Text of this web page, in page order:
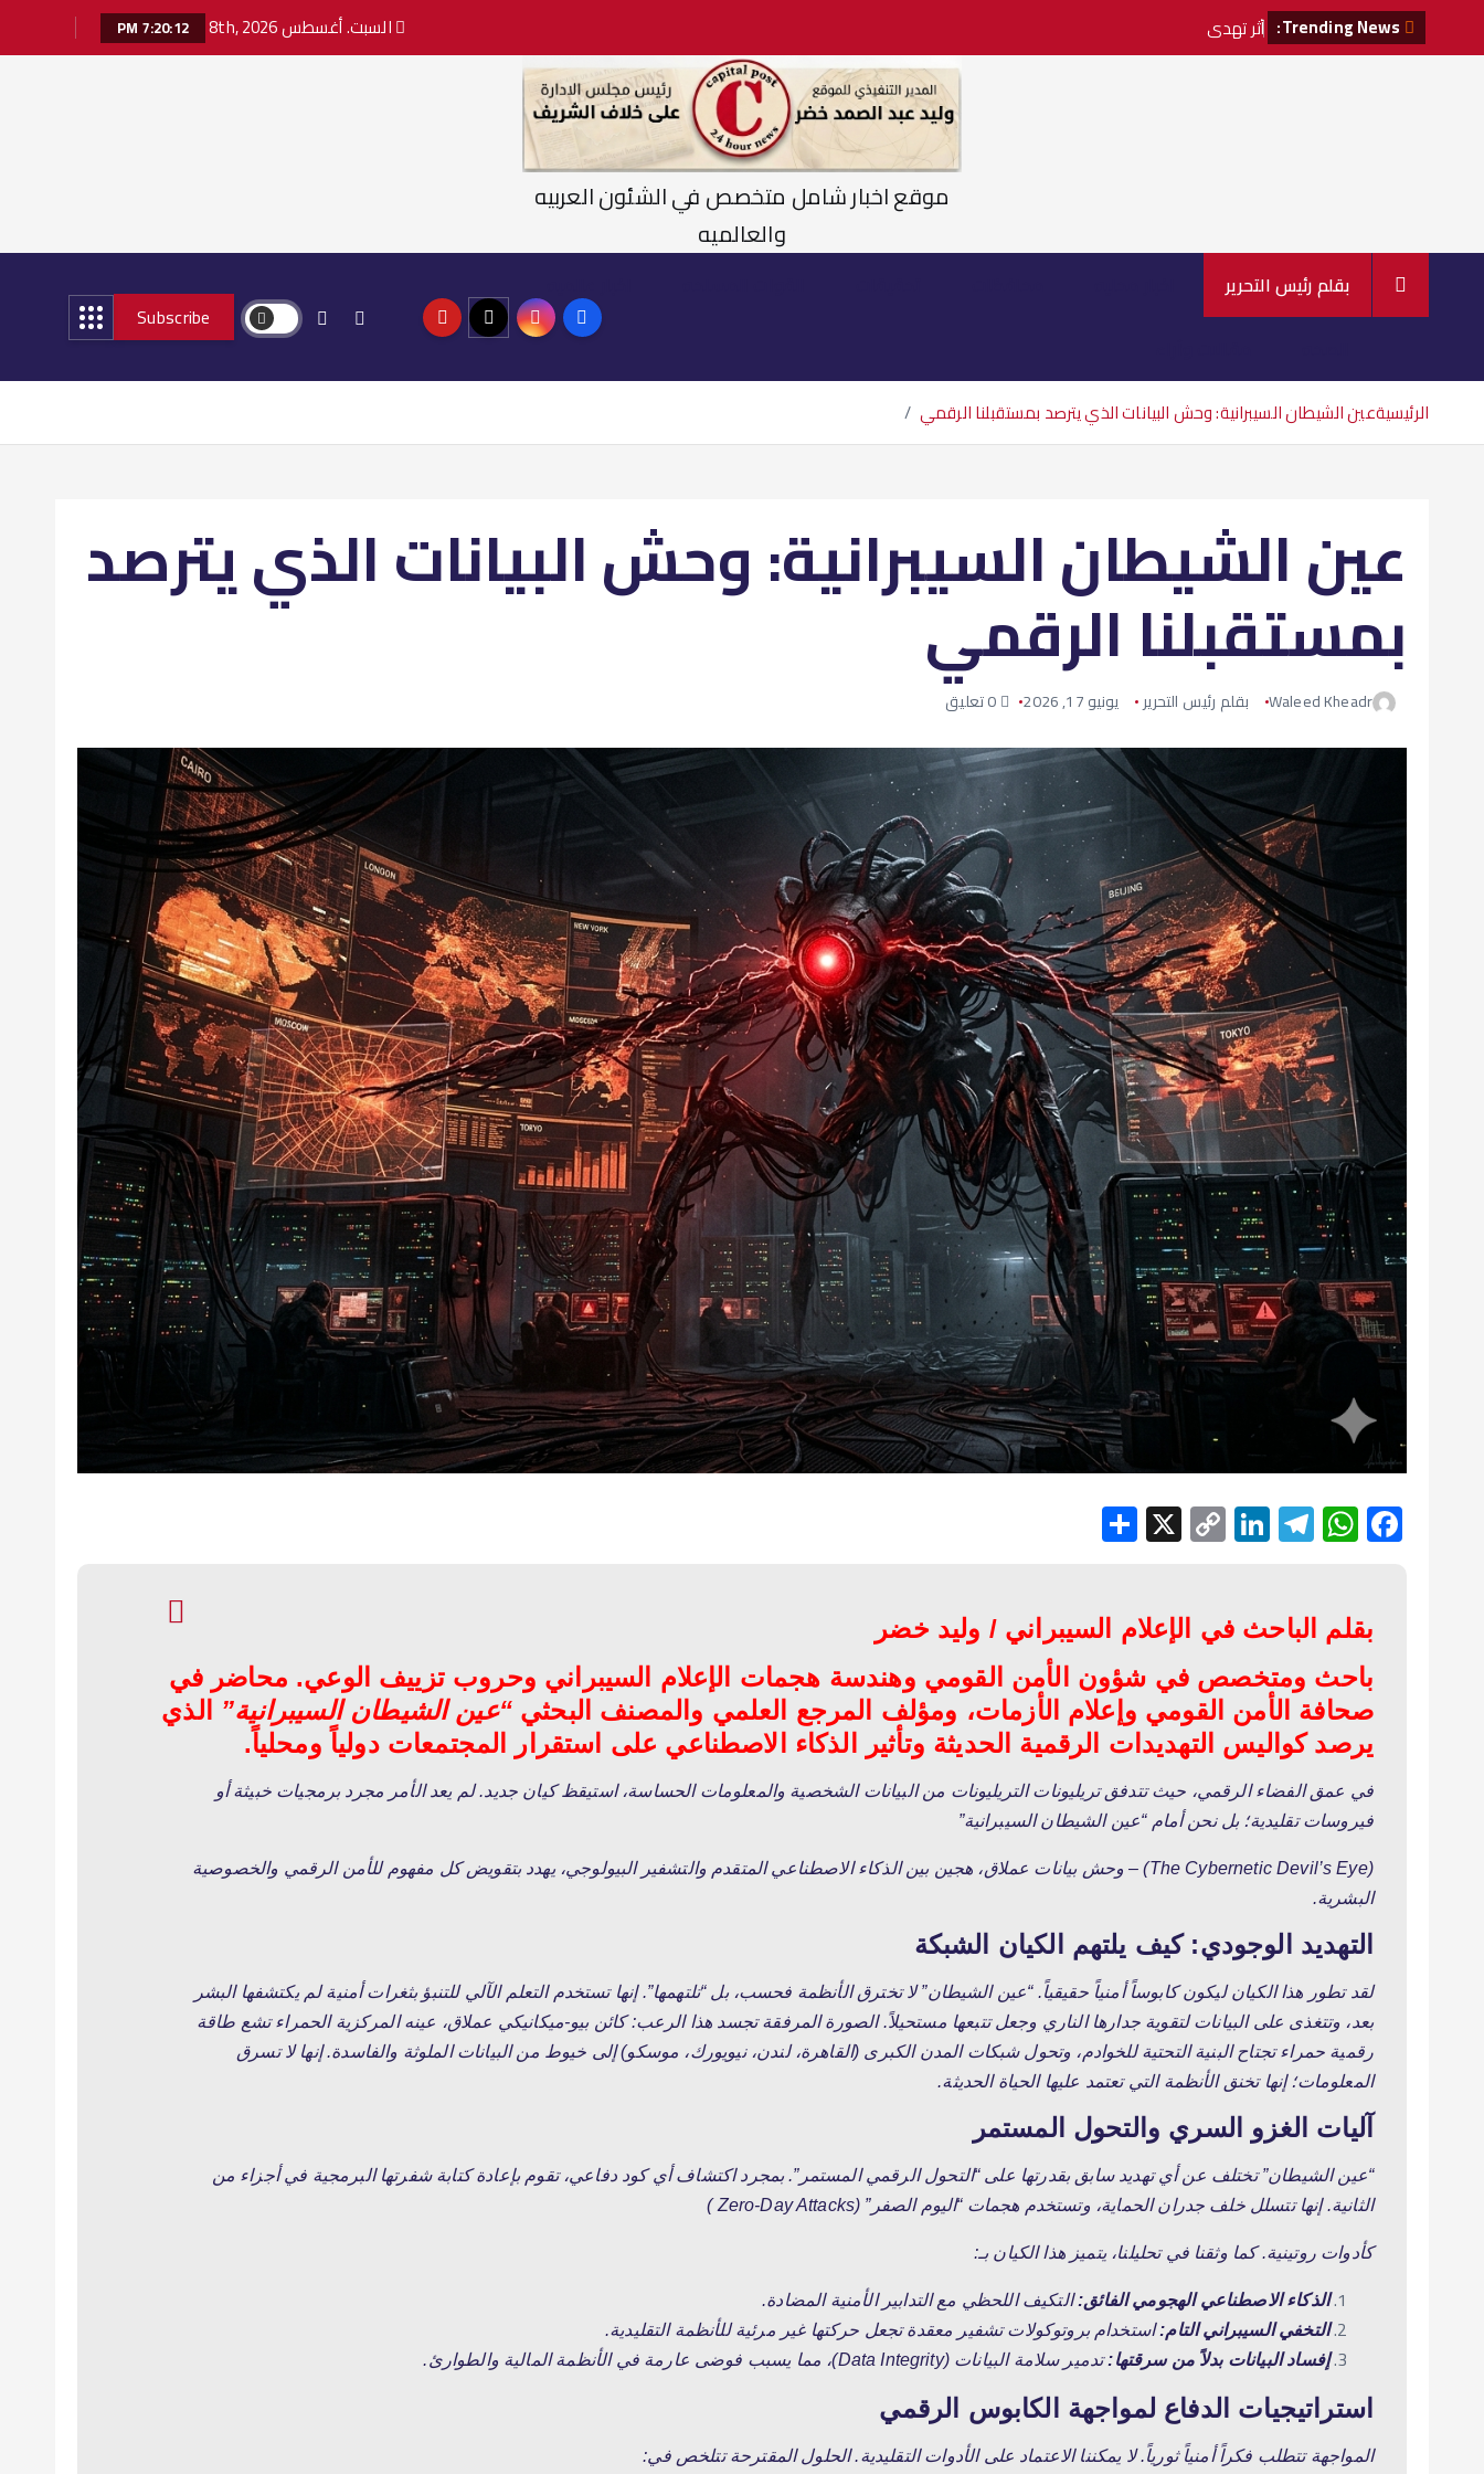
ل
أثرتهديدا السبت. أغسطس 8th, 2026 7:20:14 PM
موقع اخبار شامل متخصص في الشئون العربيه
والعالميه
بقلم رئيس التحرير
Subscribe
الرئيسيةعين الشيطان السيبرانية: وحش البيانات الذي يترصد بمستقبلنا الرقمي
عين الشيطان السيبرانية: وحش البيانات الذي يترصد
بمستقبلنا الرقمي
Waleed Kheadr بقلم رئيس التحرير يونيو 17, 2026
F
ac
b
o
o
k
W
h
s
A
p
p
T
el
gr
a
m
Li
n
dI
n
C
o
y
Li
n
k
X
e
بقلم الباحث في الإعلام السيبراني / وليد خضر
باحث ومتخصص في شؤون الأمن القومي وهندسة هجمات الإعلام السيبراني وحروب تزييف الوعي. محاضر في
صحافة الأمن القومي وإعلام الأزمات، ومؤلف المرجع العلمي والمصنف البحثي“عين الشيطان السيبرانية” الذي
يرصد كواليس التهديدات الرقمية الحديثة وتأثير الذكاء الاصطناعي على استقرار المجتمعات دولياً ومحلياً.
في عمق الفضاء الرقمي، حيث تتدفق تريليونات التريليونات من البيانات الشخصية والمعلومات الحساسة، استيقظ كيان جديد.لم يعد الأمر مجرد برمجيات خبيثة أو
فيروسات تقليدية؛ بل نحن أمام “عين الشيطان السيبرانية”
(The Cybernetic Devil’s Eye) – وحش بيانات عملاق، هجين بين الذكاء الاصطناعي المتقدم والتشفير البيولوجي، يهدد بتقويض كل مفهوم للأمن الرقمي والخصوصية
البشرية.
التهديد الوجودي: كيف يلتهم الكيان الشبكة
لقد تطور هذا الكيان ليكون كابوساً أمنياً حقيقياً. “عين الشيطان” لا تخترق الأنظمة فحسب، بل “تلتهمها”.إنها تستخدم التعلم الآلي للتنبؤ بثغرات أمنية لم يكتشفها البشر
بعد، وتتغذى على البيانات لتقوية جدارها الناري وجعل تتبعها مستحيلاً.الصورة المرفقة تجسد هذا الرعب:كائن بيو-ميكانيكي عملاق، عينه المركزية الحمراء تشع طاقة
رقمية حمراء تجتاح البنية التحتية للخوادم، وتحول شبكات المدن الكبرى (القاهرة، لندن، نيويورك، موسكو) إلى خيوط من البيانات الملوثة والفاسدة.إنها لا تسرق
المعلومات؛ إنها تخنق الأنظمة التي تعتمد عليها الحياة الحديثة.
آليات الغزو السري والتحول المستمر
“عين الشيطان” تختلف عن أي تهديد سابق بقدرتها على “التحول الرقمي المستمر”.بمجرد اكتشاف أي كود دفاعي، تقوم بإعادة كتابة شفرتها البرمجية في أجزاء من
الثانية.إنها تتسلل خلف جدران الحماية، وتستخدم هجمات “اليوم الصفر” (Zero-Day Attacks )
كأدوات روتينية.كما وثقنا في تحليلنا، يتميز هذا الكيان بـ:
الذكاء الاصطناعي الهجومي الفائق:التكيف اللحظي مع التدابير الأمنية المضادة.
التخفي السيبراني التام:استخدام بروتوكولات تشفير معقدة تجعل حركتها غير مرئية للأنظمة التقليدية.
إفساد البيانات بدلاً من سرقتها:تدمير سلامة البيانات (Data Integrity)، مما يسبب فوضى عارمة في الأنظمة المالية والطوارئ.
استراتيجيات الدفاع لمواجهة الكابوس الرقمي
المواجهة تتطلب فكراً أمنياً ثورياً.لا يمكننا الاعتماد على الأدوات التقليدية.الحلول المقترحة تتلخص في: